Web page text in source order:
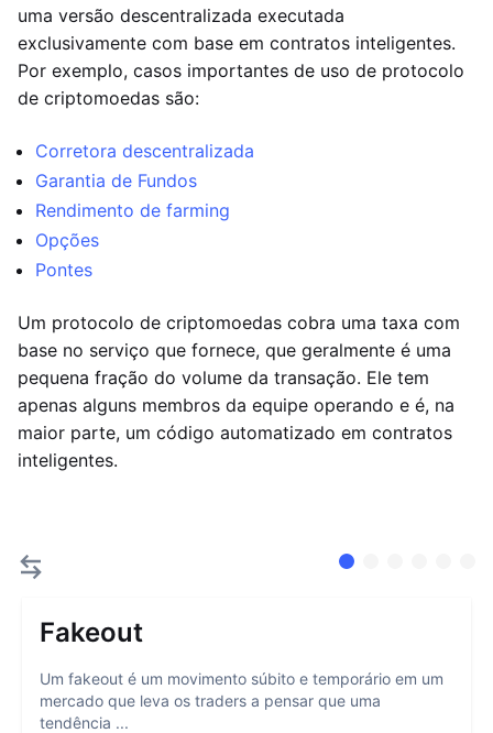
uma versão descentralizada executada
exclusivamente com base em contratos inteligentes.
Por exemplo, casos importantes de uso de protocolo
de criptomoedas são:
Corretora descentralizada
Garantia de Fundos
Rendimento de farming
Opções
Pontes
Um protocolo de criptomoedas cobra uma taxa com
base no serviço que fornece, que geralmente é uma
pequena fração do volume da transação. Ele tem
apenas alguns membros da equipe operando e é, na
maior parte, um código automatizado em contratos
inteligentes.
Fakeout
Um fakeout é um movimento súbito e temporário em um
mercado que leva os traders a pensar que uma
tendência ...